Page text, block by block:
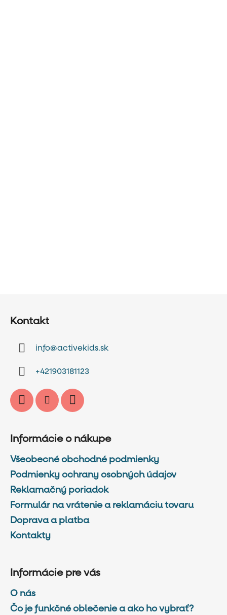
Kontakt
info@activekids.sk
+421903181123
Informácie o nákupe
Všeobecné obchodné podmienky
Podmienky ochrany osobných údajov
Reklamačný poriadok
Formulár na vrátenie a reklamáciu tovaru
Doprava a platba
Kontakty
Informácie pre vás
O nás
Čo je funkčné oblečenie a ako ho vybrať?